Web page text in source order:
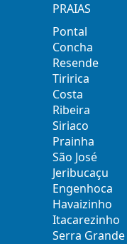
PRAIAS
Pontal
Concha
Resende
Tiririca
Costa
Ribeira
Siriaco
Prainha
São José
Jeribucaçu
Engenhoca
Havaizinho
Itacarezinho
Serra Grande